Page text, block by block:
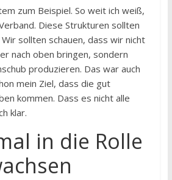
zum Beispiel. So weit ich weiß,
Diese Strukturen sollten
sollten schauen, dass wir nicht
nach oben bringen, sondern
produzieren. Das war auch
mein Ziel, dass die gut
kommen. Dass es nicht alle
klar.
in die Rolle